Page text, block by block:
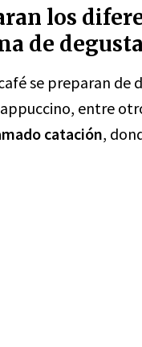
los
de
se preparan de
entre
catación,